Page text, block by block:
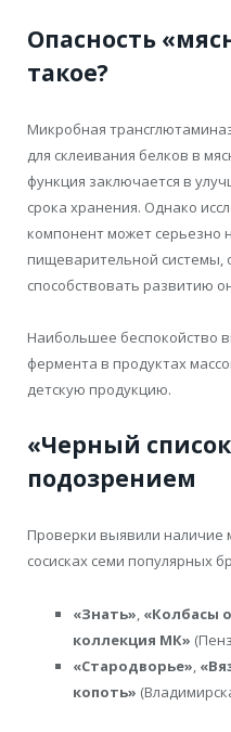
Опасность
такое?
Микробная
для склеивания белков в
функция заключается в
срока хранения. Однако
компонент может серьезно
пищеварительной системы,
способствовать развитию
Наибольшее беспокойство
фермента в продуктах
детскую продукцию.
«Черный
подозрением
Проверки выявили наличие
сосисках семи популярных
«Знать» «Колбасы
коллекция МК»
«Стародворье»
копоть»